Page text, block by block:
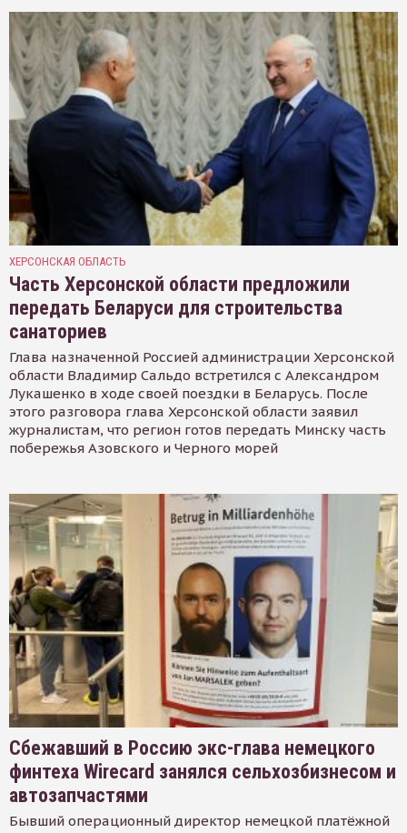
ХЕРСОНСКАЯ ОБЛАСТЬ
Часть Херсонской области предложили
передать Беларуси для строительства
санаториев
Глава назначенной Россией администрации Херсонской
области Владимир Сальдо встретился с Александром
Лукашенко в ходе своей поездки в Беларусь. После
этого разговора глава Херсонской области заявил
журналистам, что регион готов передать Минску часть
побережья Азовского и Черного морей
Сбежавший в Россию экс-глава немецкого
финтеха Wirecard занялся сельхозбизнесом и
автозапчастями
Бывший операционный директор немецкой платёжной